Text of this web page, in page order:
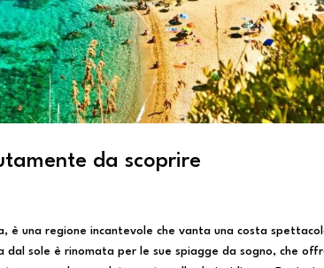
da scoprire
è una regione incantevole che vanta una costa
dal sole è rinomata per le sue spiagge da sogno, che